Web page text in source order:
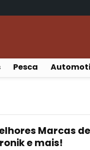
Pesca
Marcas
e mais!